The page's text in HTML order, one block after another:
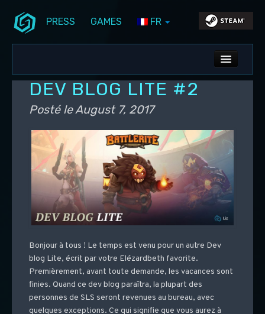
PRESS GAMES FR
ALL NEWS
DEV BLOG
PS5 UPDATES
DEV BLOG LITE #2
Posté leAugust 7, 2017
Bonjour à tous ! Le temps est venu pour un autre Dev
blog Lite, écrit par votre Elézardbeth favorite.
Premièrement, avant toute demande, les vacances sont
finies. Quand ce dev blog paraîtra, la plupart des
personnes de SLS seront revenues au bureau, avec
quelques exceptions. Ce qui signifie que vous aurez à